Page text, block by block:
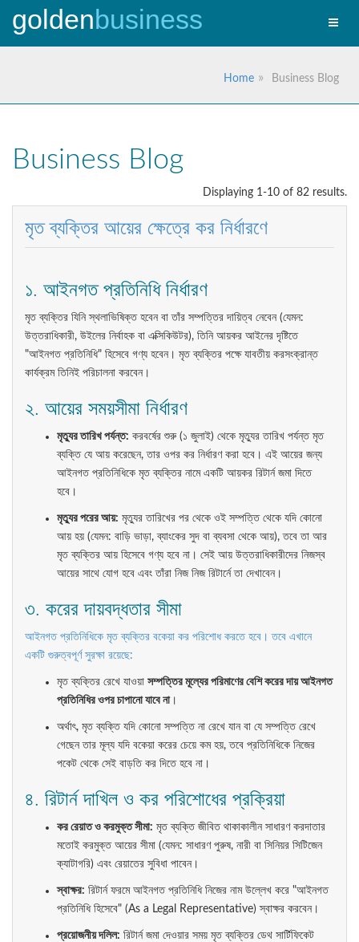
goldenbusiness
Toggle
Home Business Blog
Business Blog
Displaying 1-10 of 82 results.
মৃত ব্যক্তির আয়ের ক্ষেত্রে কর নির্ধারণে
১. আইনগত প্রতিনিধি নির্ধারণ
মৃত ব্যক্তির যিনি স্থলাভিষিক্ত হবেন বা তাঁর সম্পত্তির দায়িত্ব নেবেন (যেমন:
উত্তরাধিকারী, উইলের নির্বাহক বা এক্সিকিউটর), তিনি আয়কর আইনের দৃষ্টিতে
"আইনগত প্রতিনিধি" হিসেবে গণ্য হবেন। মৃত ব্যক্তির পক্ষে যাবতীয় করসংক্রান্ত
কার্যক্রম তিনিই পরিচালনা করবেন।
২. আয়ের সময়সীমা নির্ধারণ
মৃত্যুর তারিখ পর্যন্ত: করবর্ষের শুরু (১ জুলাই) থেকে মৃত্যুর তারিখ পর্যন্ত মৃত
ব্যক্তি যে আয় করেছেন, তার ওপর কর নির্ধারণ করা হবে। এই আয়ের জন্য
আইনগত প্রতিনিধিকে মৃত ব্যক্তির নামে একটি আয়কর রিটার্ন জমা দিতে
হবে।
মৃত্যুর পরের আয়: মৃত্যুর তারিখের পর থেকে ওই সম্পত্তি থেকে যদি কোনো
আয় হয় (যেমন: বাড়ি ভাড়া, ব্যাংকের সুদ বা ব্যবসা থেকে আয়), তবে তা আর
মৃত ব্যক্তির আয় হিসেবে গণ্য হবে না। সেই আয় উত্তরাধিকারীদের নিজস্ব
আয়ের সাথে যোগ হবে এবং তাঁরা নিজ নিজ রিটার্নে তা দেখাবেন।
৩. করের দায়বদ্ধতার সীমা
আইনগত প্রতিনিধিকে মৃত ব্যক্তির বকেয়া কর পরিশোধ করতে হবে। তবে এখানে
একটি গুরুত্বপূর্ণ সুরক্ষা রয়েছে:
মৃত ব্যক্তির রেখে যাওয়া সম্পত্তির মূল্যের পরিমাণের বেশি করের দায় আইনগত
প্রতিনিধির ওপর চাপানো যাবে না।
অর্থাৎ, মৃত ব্যক্তি যদি কোনো সম্পত্তি না রেখে যান বা যে সম্পত্তি রেখে
গেছেন তার মূল্য যদি বকেয়া করের চেয়ে কম হয়, তবে প্রতিনিধিকে নিজের
পকেট থেকে সেই বাড়তি কর দিতে হবে না।
৪. রিটার্ন দাখিল ও কর পরিশোধের প্রক্রিয়া
কর রেয়াত ও করমুক্ত সীমা: মৃত ব্যক্তি জীবিত থাকাকালীন সাধারণ করদাতার
মতোই করমুক্ত আয়ের সীমা (যেমন: সাধারণ পুরুষ, নারী বা সিনিয়র সিটিজেন
ক্যাটাগরি) এবং রেয়াতের সুবিধা পাবেন।
স্বাক্ষর: রিটার্ন ফরমে আইনগত প্রতিনিধি নিজের নাম উল্লেখ করে "আইনগত
প্রতিনিধি হিসেবে" (As a Legal Representative) স্বাক্ষর করবেন।
প্রয়োজনীয় দলিল: রিটার্ন জমা দেওয়ার সময় মৃত ব্যক্তির ডেথ সার্টিফিকেট